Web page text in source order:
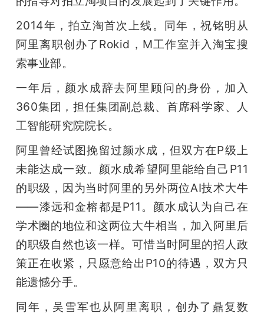
2014年，拍立淘首次上线。同年，祝铭明从
阿里离职创办了Rokid，M工作室并入淘宝搜
索事业部。
一年后，颜水成辞去阿里顾问的身份，加入
360集团，担任集团副总裁、首席科学家、人
工智能研究院院长。
阿里曾经试图挽留过颜水成，但双方在P级上
未能达成一致。颜水成希望阿里能给自己P11
的职级，因为当时阿里的另外两位AI技术大牛
——漆远和金榕都是P11。颜水成认为自己在
学术圈的地位和这两位大牛相当，加入阿里后
的职级自然也该一样。可惜当时阿里的招人政
策正在收紧，只愿意给出P10的待遇，双方只
能遗憾分手。
同年，吴雪军也从阿里离职，创办了鼎复数